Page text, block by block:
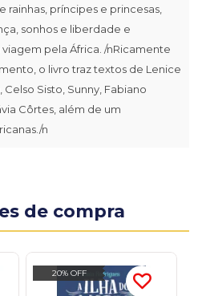
rainhas, príncipes e princesas,
sonhos e liberdade e
pela África. /nRicamente
o livro traz textos de Lenice
Celso Sisto, Sunny, Fabiano
Côrtes, além de um
n
de compra
20% OFF